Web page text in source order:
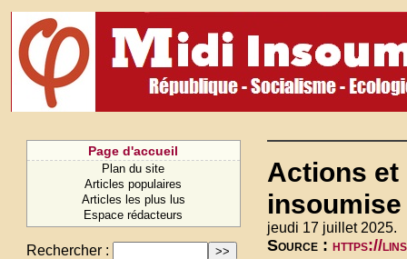
Page d'accueil
Plan du site
Articles populaires
Articles les plus lus
Espace rédacteurs
Rechercher :
Actions et
jeudi 17 juillet 2025.
Source : https://